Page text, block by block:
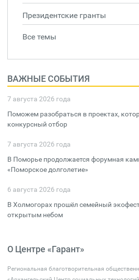
Президентские гранты
Все темы
ВАЖНЫЕ СОБЫТИЯ
7 августа 2026 года
Поможем разобраться в проектах,
конкурсный отбор
7 августа 2026 года
В Поморье продолжается форумная
«Поморское долголетие»
6 августа 2026 года
В Холмогорах прошёл семейный
открытым небом
О Центре «Гарант»
Региональная благотворительная